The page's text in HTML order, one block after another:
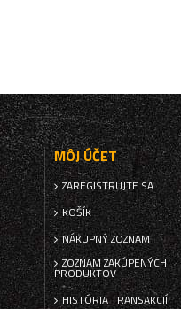
MÔJ ÚČET
ZAREGISTRUJTE SA
KOŠÍK
NÁKUPNÝ ZOZNAM
ZOZNAM ZAKÚPENÝCH
PRODUKTOV
HISTÓRIA TRANSAKCIÍ